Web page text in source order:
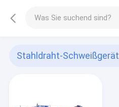
Stahldraht-Schweißgerät